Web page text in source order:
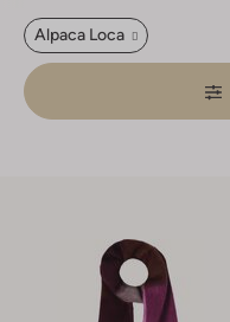
Alpaca Loca